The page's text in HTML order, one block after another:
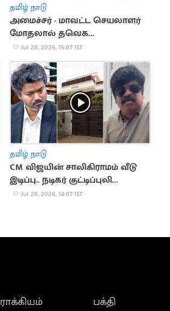
தமிழ் நாடு
அமைச்சர் - மாவட்ட செயலாளர்
மோதலால் தவெக
பொதுக்கூட்டம் ரத்து
Jul 20, 2026, 15:07 IST
தமிழ் நாடு
CM விஜயின் சாலிகிராமம் வீடு
இடிப்பு.. நடிகர் குட்டிப்புலி
சரவணன் வேதனை
Jul 20, 2026, 14:07 IST
பக்தி